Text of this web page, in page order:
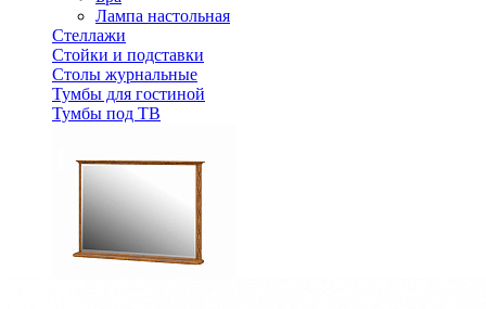
Лампа настольная
Стеллажи
Стойки и подставки
Столы журнальные
Тумбы для гостиной
Тумбы под ТВ